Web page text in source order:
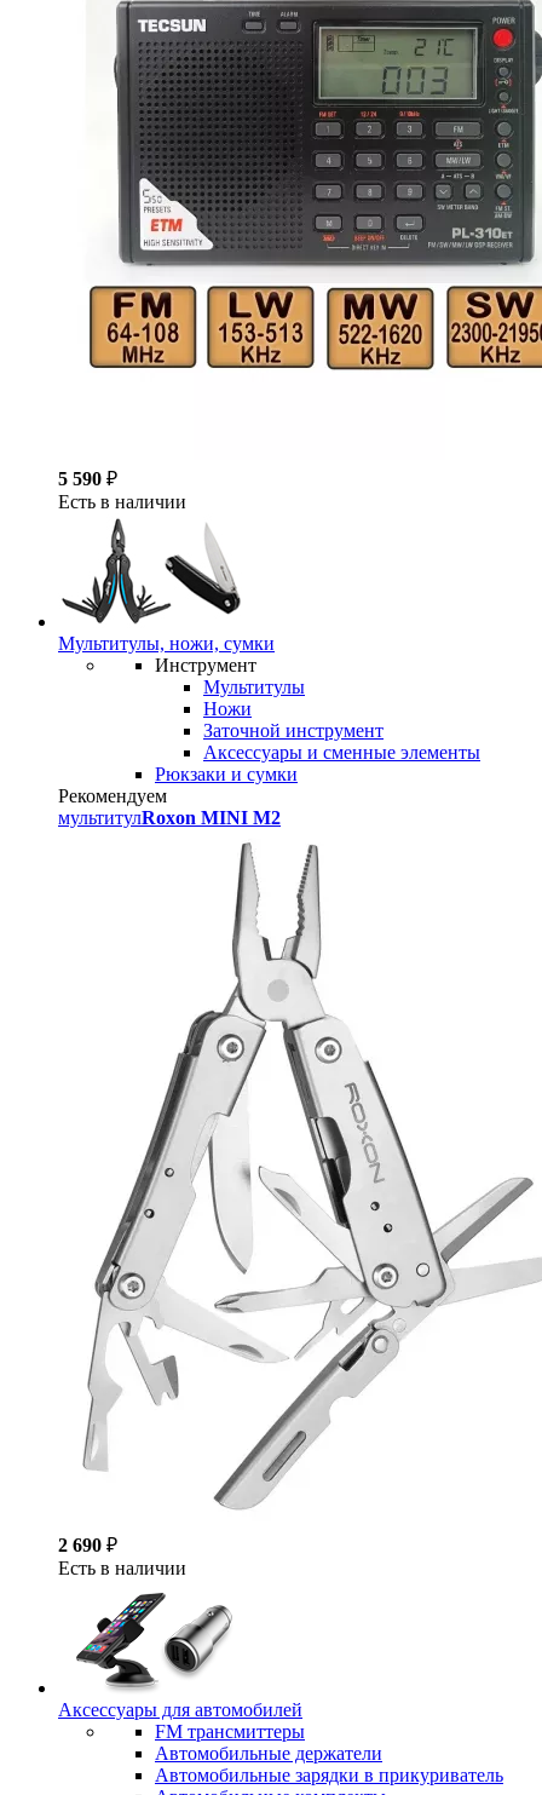
5 590 ₽
Есть в наличии
Мультитулы, ножи, сумки
Инструмент
Мультитулы
Ножи
Заточной инструмент
Аксессуары и сменные элементы
Рюкзаки и сумки
Рекомендуем
мультитулRoxon MINI M2
2 690 ₽
Есть в наличии
Аксессуары для автомобилей
FM трансмиттеры
Автомобильные держатели
Автомобильные зарядки в прикуриватель